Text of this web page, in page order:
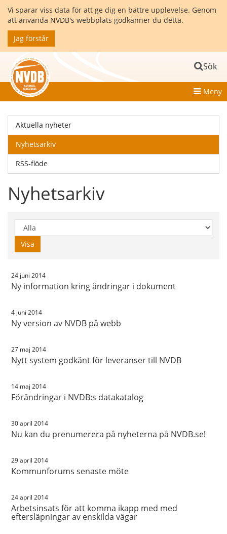
Vi sparar viss data för att ge dig en bättre upplevelse. Genom
att använda NVDB's webbplats godkänner du detta.
Jag förstår
Sök
Meny
Aktuella nyheter
Nyhetsarkiv
RSS-flöde
Nyhetsarkiv
Visa
24 juni 2014
Ny information kring ändringar i dokument
4 juni 2014
Ny version av NVDB på webb
27 maj 2014
Nytt system godkänt för leveranser till NVDB
14 maj 2014
Förändringar i NVDB:s datakatalog
30 april 2014
Nu kan du prenumerera på nyheterna på NVDB.se!
29 april 2014
Kommunforums senaste möte
24 april 2014
Arbetsinsats för att komma ikapp med med
eftersläpningar av enskilda vägar